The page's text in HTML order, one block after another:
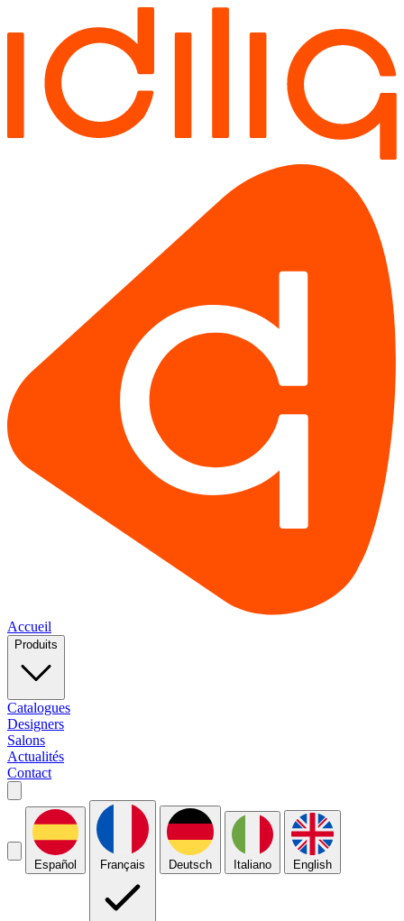
Accueil
Produits
Catalogues
Designers
Salons
Actualités
Contact
Español Français Deutsch Italiano English